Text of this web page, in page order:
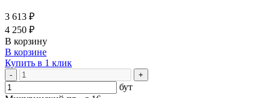
3 613 ₽
4 250 ₽
В корзину
В корзине
Купить в 1 клик
- +
бут